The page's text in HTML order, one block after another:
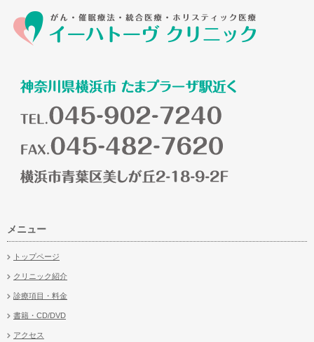
メニュー
トップページ
クリニック紹介
診療項目・料金
書籍・CD/DVD
アクセス